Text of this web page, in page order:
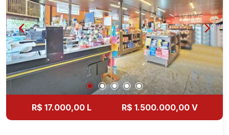
R$ 17.000,00 L R$ 1.500.000,00 V